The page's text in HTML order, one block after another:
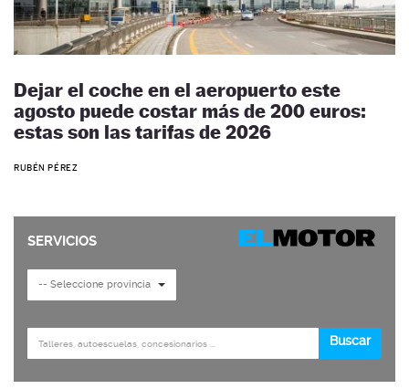
Dejar el coche en el aeropuerto este
agosto puede costar más de 200 euros:
estas son las tarifas de 2026
RUBÉN PÉREZ